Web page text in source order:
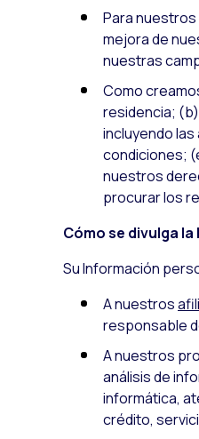
Para
mejora de
nuestras
Como
residencia;
incluyendo
condiciones;
nuestros
procurar los
Cómo se divulga
Su Información
A nuestros
responsable
A nuestros
análisis de
informática,
crédito,